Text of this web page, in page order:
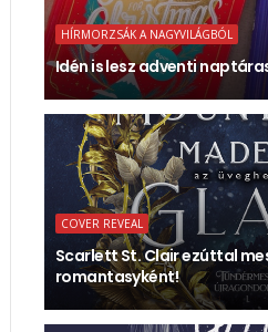
HÍRMORZSÁK A NAGYVILÁGBÓL
Idén is lesz adventi
COVER REVEAL
Scarlett St. Clair ezúttal
romantasyként!